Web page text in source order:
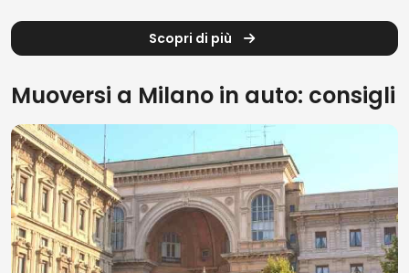
Scopri di più
Muoversi a Milano in auto: consigli